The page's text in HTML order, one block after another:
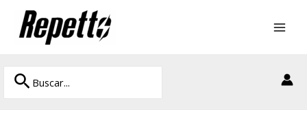
contenido
Buscar
por:
Buscar